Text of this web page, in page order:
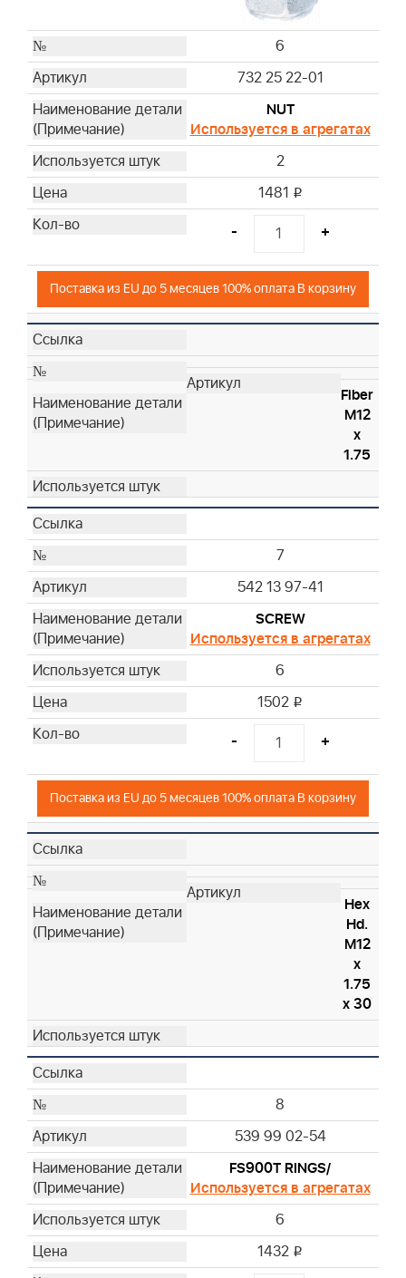
6
732 25 22-01
NUT
Используется в агрегатах
2
1481 i
- +
Поставка из EU до 5 месяцев 100% оплата В корзину
Fiber
M12
x
1.75
7
542 13 97-41
SCREW
Используется в агрегатах
6
1502 i
- +
Поставка из EU до 5 месяцев 100% оплата В корзину
Hex
Hd.
M12
x
1.75
x 30
8
539 99 02-54
FS900T RINGS/
Используется в агрегатах
6
1432 i